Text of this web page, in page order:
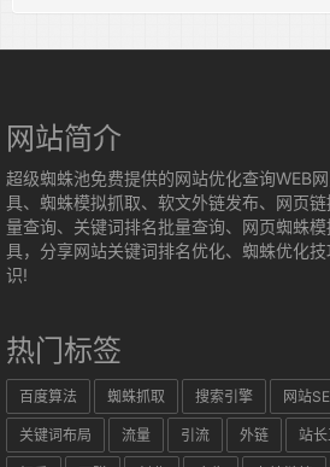
网站简介
超级蜘蛛池免费提供的网站优化查询WEB
具、蜘蛛模拟抓取、软文外链发布、网页
量查询、关键词排名批量查询、网页蜘蛛
具，分享网站关键词排名优化、蜘蛛优化
识!
热门标签
百度算法 蜘蛛抓取 搜索引擎 网站
关键词布局 流量 引流 外链 站